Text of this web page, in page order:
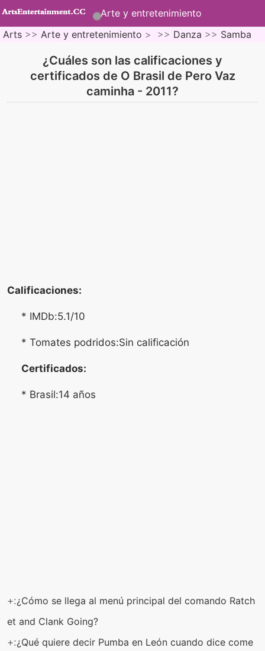
Arte y entretenimiento
Arts >> Arte y entretenimiento > >> Danza >> Samba
¿Cuáles son las calificaciones y
certificados de O Brasil de Pero Vaz
caminha - 2011?
Calificaciones:
* IMDb:5.1/10
* Tomates podridos:Sin calificación
Certificados:
* Brasil:14 años
+:¿Cómo se llega al menú principal del comando Ratch
et and Clank Going?
+:¿Qué quiere decir Pumba en León cuando dice come